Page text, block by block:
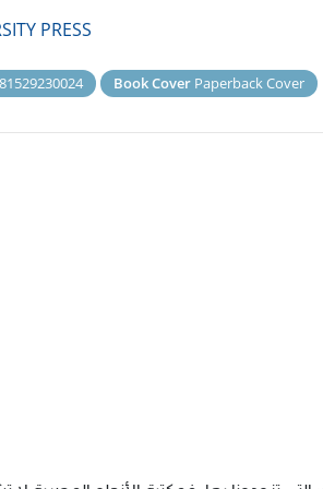
PRESS
Book Cover Paperback Cover